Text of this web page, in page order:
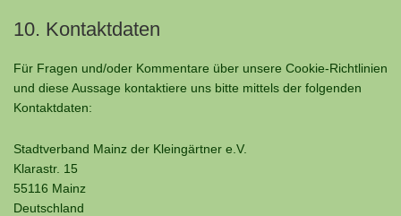
10. Kontaktdaten
Für Fragen und/oder Kommentare über unsere Cookie-Richtlinien
und diese Aussage kontaktiere uns bitte mittels der folgenden
Kontaktdaten:
Stadtverband Mainz der Kleingärtner e.V.
Klarastr. 15
55116 Mainz
Deutschland